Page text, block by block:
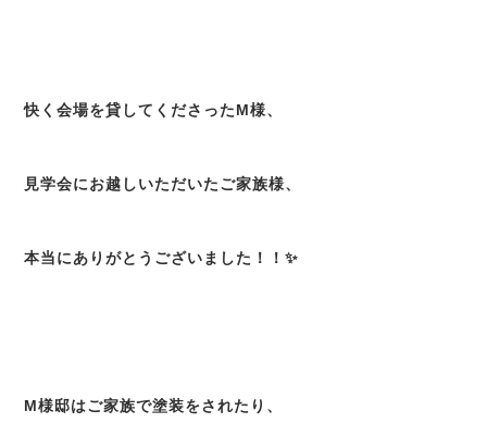
快く会場を貸してくださったM様、
見学会にお越しいただいたご家族様、
本当にありがとうございました！！✨
M様邸はご家族で塗装をされたり、